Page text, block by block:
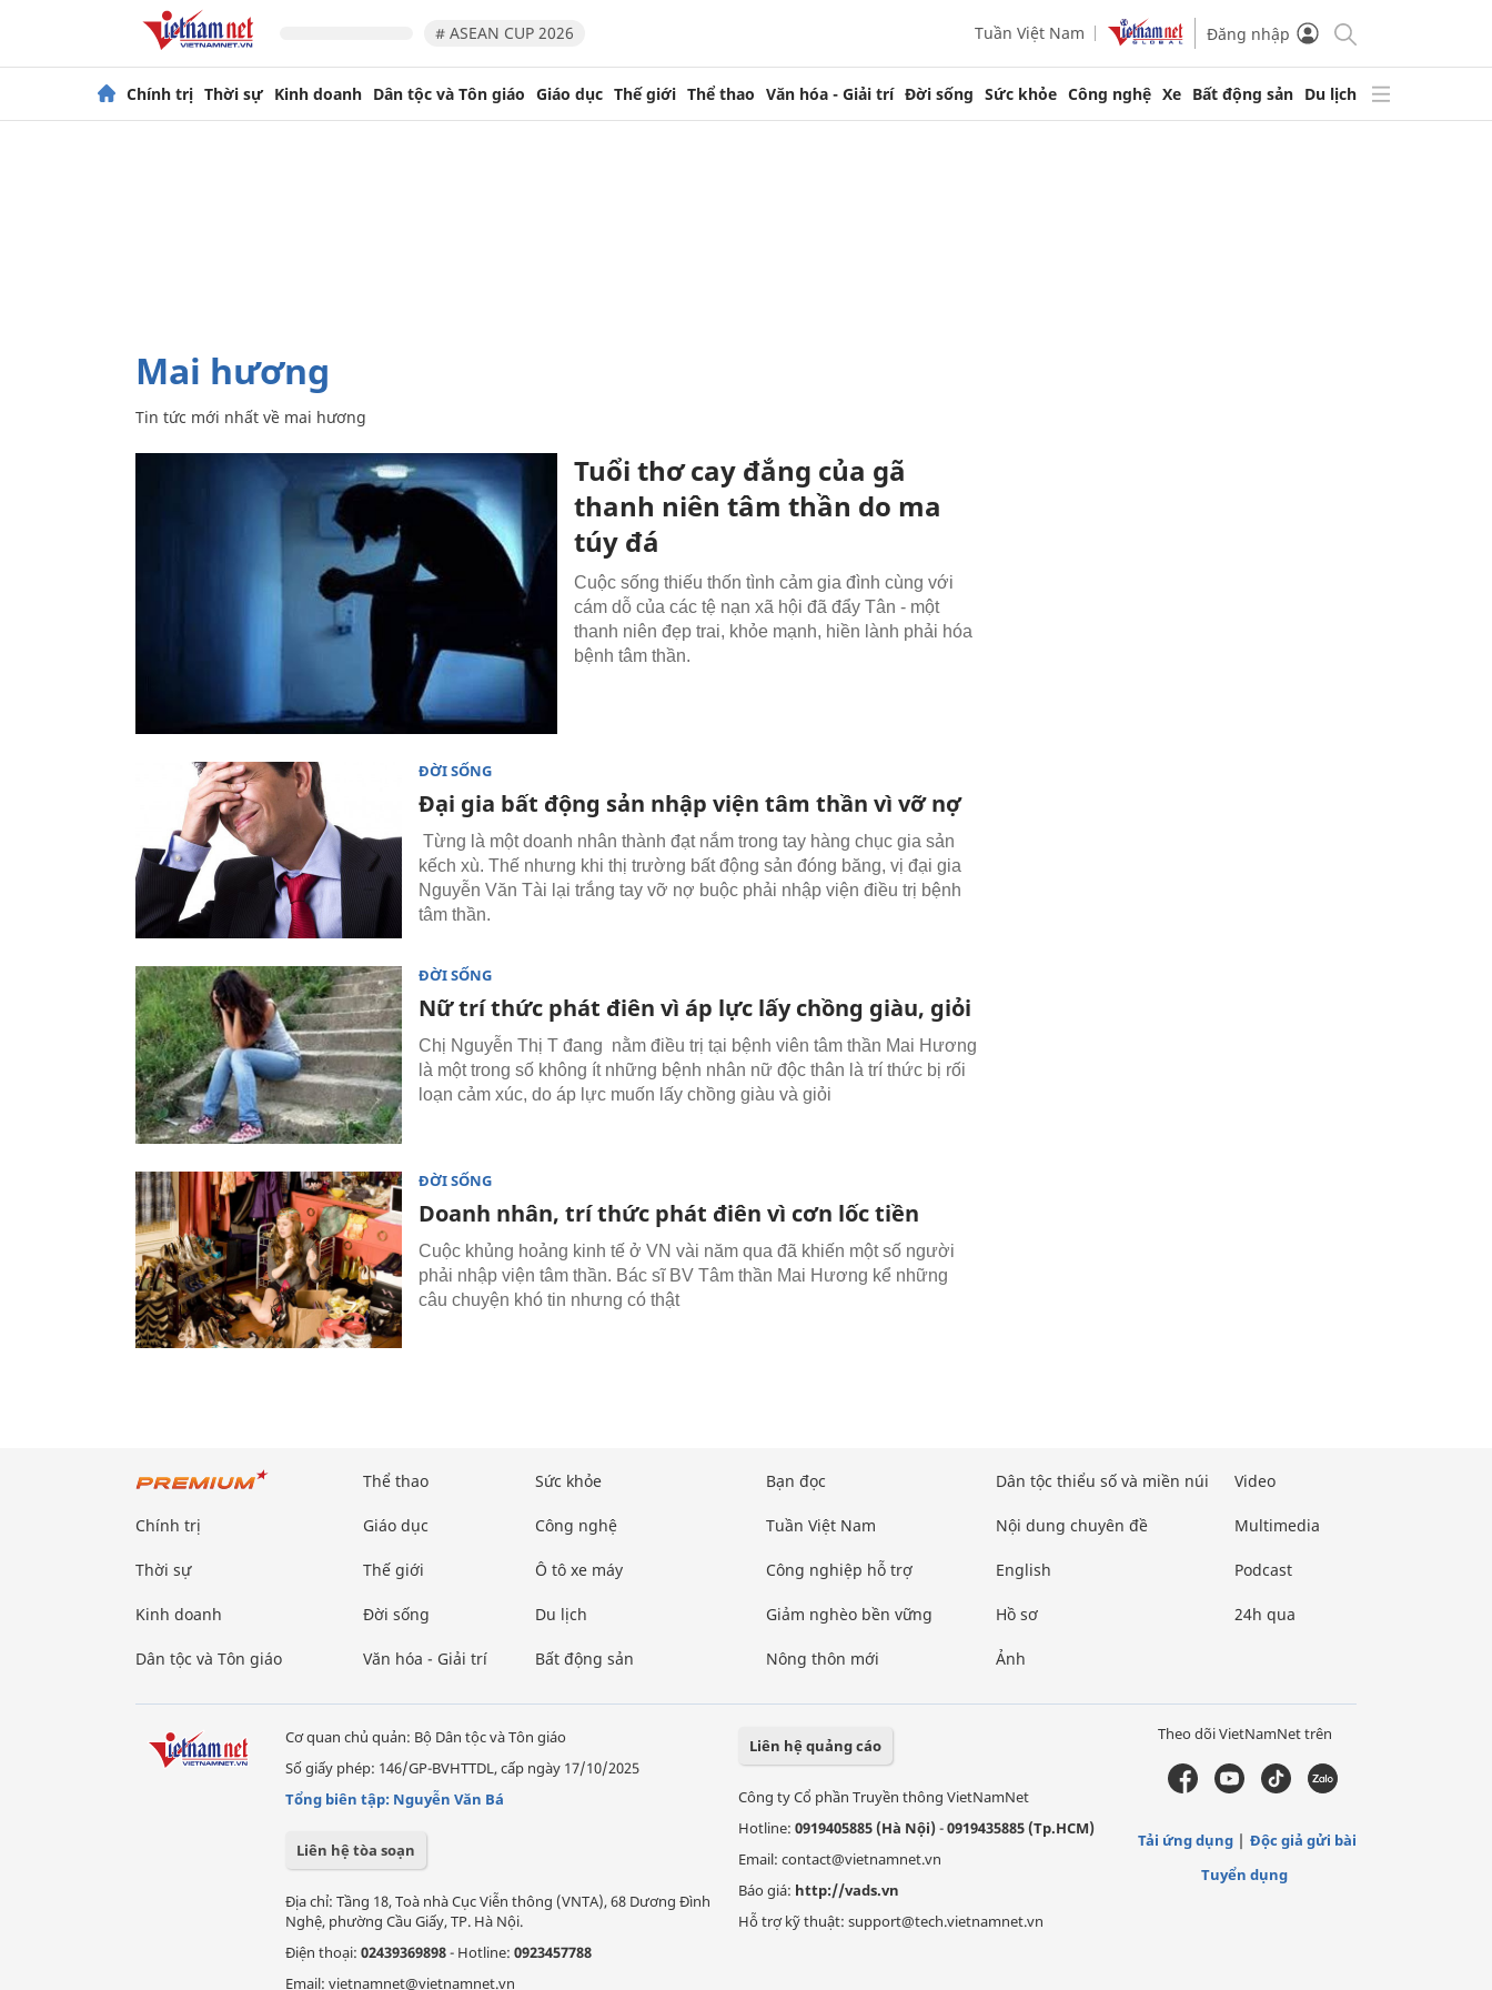
# ASEAN CUP 2026 Tuần Việt Nam Đăng nhập
Chính trị Thời sự Kinh doanh Dân tộc và Tôn giáo Giáo dục Thế giới Thể thao Văn hóa - Giải trí Đời sống Sức khỏe Công nghệ Xe Bất động sản Du lịch
mai hương
Tin tức mới nhất về mai hương
Tuổi thơ cay đắng của gã
thanh niên tâm thần do ma
túy đá
Cuộc sống thiếu thốn tình cảm gia đình cùng với
cám dỗ của các tệ nạn xã hội đã đẩy Tân - một
thanh niên đẹp trai, khỏe mạnh, hiền lành phải hóa
bệnh tâm thần.
ĐỜI SỐNG
Đại gia bất động sản nhập viện tâm thần vì vỡ nợ
Từng là một doanh nhân thành đạt nắm trong tay hàng chục gia sản
kếch xù. Thế nhưng khi thị trường bất động sản đóng băng, vị đại gia
Nguyễn Văn Tài lại trắng tay vỡ nợ buộc phải nhập viện điều trị bệnh
tâm thần.
ĐỜI SỐNG
Nữ trí thức phát điên vì áp lực lấy chồng giàu, giỏi
Chị Nguyễn Thị T đang nằm điều trị tại bệnh viên tâm thần Mai Hương
là một trong số không ít những bệnh nhân nữ độc thân là trí thức bị rối
loạn cảm xúc, do áp lực muốn lấy chồng giàu và giỏi
ĐỜI SỐNG
Doanh nhân, trí thức phát điên vì cơn lốc tiền
Cuộc khủng hoảng kinh tế ở VN vài năm qua đã khiến một số người
phải nhập viện tâm thần. Bác sĩ BV Tâm thần Mai Hương kể những
câu chuyện khó tin nhưng có thật
Chính trị
Thời sự
Kinh doanh
Dân tộc và Tôn giáo
Thể thao
Giáo dục
Thế giới
Đời sống
Văn hóa - Giải trí
Sức khỏe
Công nghệ
Ô tô xe máy
Du lịch
Bất động sản
Bạn đọc
Tuần Việt Nam
Công nghiệp hỗ trợ
Giảm nghèo bền vững
Nông thôn mới
Dân tộc thiểu số và miền núi
Nội dung chuyên đề
English
Hồ sơ
Ảnh
Video
Multimedia
Podcast
24h qua
Cơ quan chủ quản: Bộ Dân tộc và Tôn giáo
Số giấy phép: 146/GP-BVHTTDL, cấp ngày 17/10/2025
Tổng biên tập: Nguyễn Văn Bá
Liên hệ tòa soạn
Địa chỉ: Tầng 18, Toà nhà Cục Viễn thông (VNTA), 68 Dương Đình
Nghệ, phường Cầu Giấy, TP. Hà Nội.
Điện thoại: 02439369898- Hotline: 0923457788
Email: vietnamnet@vietnamnet.vn
Liên hệ quảng cáo
Công ty Cổ phần Truyền thông VietNamNet
Hotline: 0919405885 (Hà Nội)-0919435885 (Tp.HCM)
Email: contact@vietnamnet.vn
Báo giá: http://vads.vn
Hỗ trợ kỹ thuật: support@tech.vietnamnet.vn
Theo dõi VietNamNet trên
Tải ứng dụng
Độc giả gửi bài
Tuyển dụng